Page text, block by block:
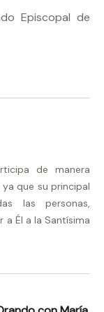
Episcopal de
de manera
que su principal
las personas,
Él a la Santísima